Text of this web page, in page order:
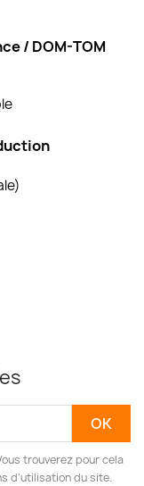
/ DOM-TOM
trouverez pour cela
d'utilisation du site.